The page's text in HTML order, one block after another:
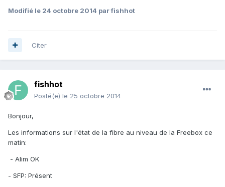
Modifié le 24 octobre 2014 par fishhot
Citer
fishhot
Posté(e) le 25 octobre 2014
Bonjour,
Les informations sur l'état de la fibre au niveau de la Freebox ce
matin:
- Alim OK
- SFP: Présent